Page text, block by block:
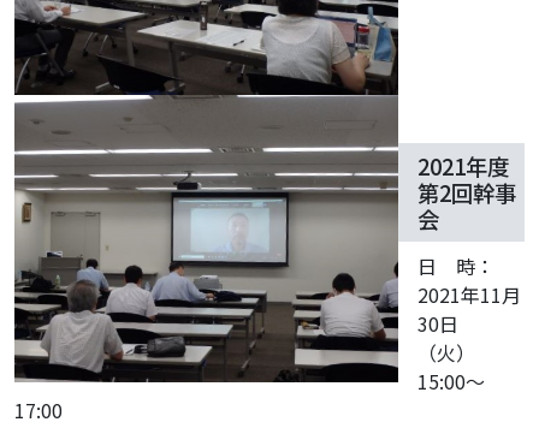
2021年度
第2回幹事
会
日 時：
2021年11月
30日
（火）
15:00～
17:00